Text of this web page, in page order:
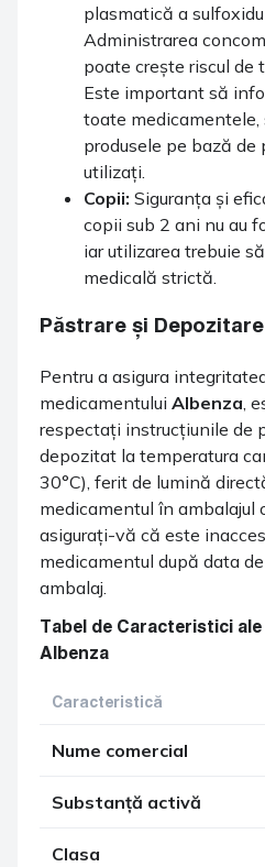
plasmatică a
Administrarea
poate crește riscul
Este important să
toate
produsele pe bază de
utilizați.
Copii: Siguranța și
copii sub 2 ani nu au
iar utilizarea trebuie
medicală strictă.
Păstrare și Depozitare
Pentru a asigura
medicamentului Albenza ,
respectați instrucțiunile de
depozitat la temperatura
30°C), ferit de lumină
medicamentul în ambalajul
asigurați-vă că este
medicamentul după data
ambalaj.
Tabel de Caracteristici
Albenza
Caracteristică
Nume comercial
Substanță activă
Clasa